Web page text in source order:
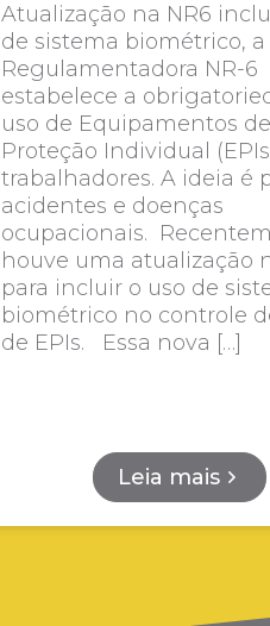
Atualização na NR6
de sistema biométrico, a
Regulamentadora NR-6
estabelece a
uso de Equipamentos de
Proteção Individual
trabalhadores. A ideia é
acidentes e doenças
ocupacionais.
houve uma atualização
para incluir o uso de
biométrico no controle
de EPIs. Essa nova […]
Leia mais